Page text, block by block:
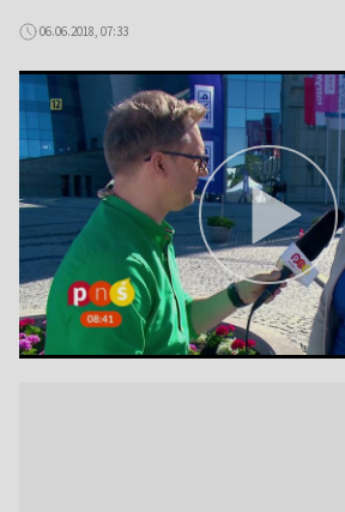
06.06.2018, 07:33